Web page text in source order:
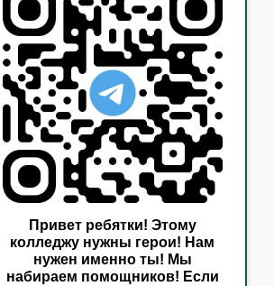
Привет ребятки! Этому
колледжу нужны герои! Нам
нужен именно ты! Мы
набираем помощников! Если